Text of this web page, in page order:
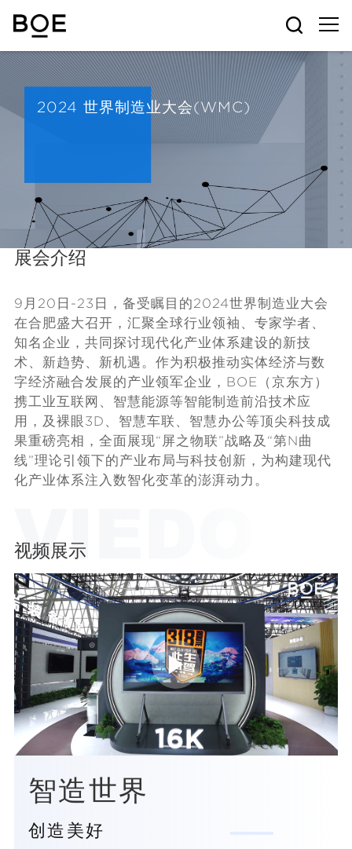
2024 世界制造业大会(WMC)
展会介绍
9月20日-23日，备受瞩目的2024世界制造业大会
在合肥盛大召开，汇聚全球行业领袖、专家学者、
知名企业，共同探讨现代化产业体系建设的新技
术、新趋势、新机遇。作为积极推动实体经济与数
字经济融合发展的产业领军企业，BOE（京东方）
携 工业互联网
、智慧能源等智能制造前沿技术应
用，及裸眼3D、智慧车联、智慧办公等顶尖科技成
果重磅亮相，全面展现“屏之物联”战略及“第N曲
线”理论引领下的产业布局与科技创新，为构建现代
化产业体系注入数智化变革的澎湃动力。
视频展示
P
l
智造世界
创造美好